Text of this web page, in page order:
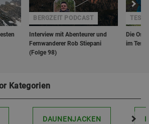
Interview mit Abenteurer und
Fernwanderer Rob Stiepani
(Folge 98)
BERGZEIT PODCAST
Die
im Test
Kategorien
DAUNENJACKEN